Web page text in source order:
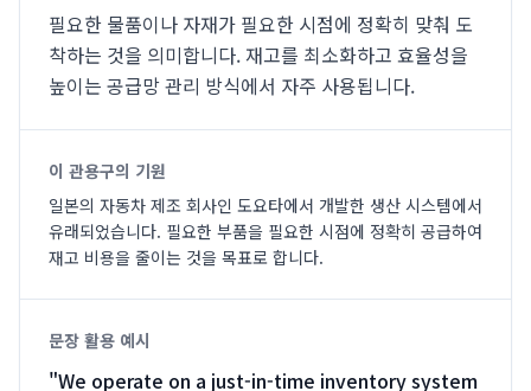
필요한 물품이나 자재가 필요한 시점에 정확히 맞춰 도
착하는 것을 의미합니다. 재고를 최소화하고 효율성을
높이는 공급망 관리 방식에서 자주 사용됩니다.
이 관용구의 기원
일본의 자동차 제조 회사인 도요타에서 개발한 생산 시스템에서
유래되었습니다. 필요한 부품을 필요한 시점에 정확히 공급하여
재고 비용을 줄이는 것을 목표로 합니다.
문장 활용 예시
"We operate on a just-in-time inventory system